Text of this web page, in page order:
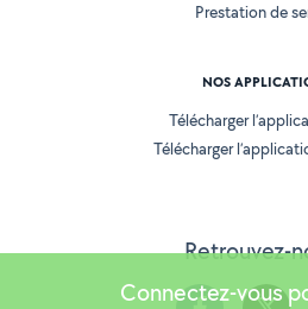
Retrouvez-
Prestation de
NOS
Télécharger
Télécharger
Connectez-vous